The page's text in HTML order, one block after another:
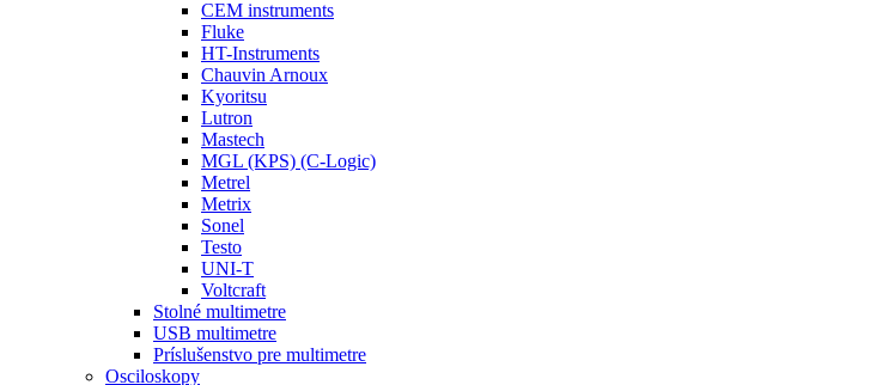
CEM instruments
Fluke
HT-Instruments
Chauvin Arnoux
Kyoritsu
Lutron
Mastech
MGL (KPS) (C-Logic)
Metrel
Metrix
Sonel
Testo
UNI-T
Voltcraft
Stolné multimetre
USB multimetre
Príslušenstvo pre multimetre
Osciloskopy